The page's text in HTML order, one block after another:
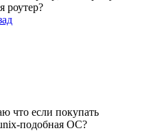
роутер?
что если покупать
подобная ОС?